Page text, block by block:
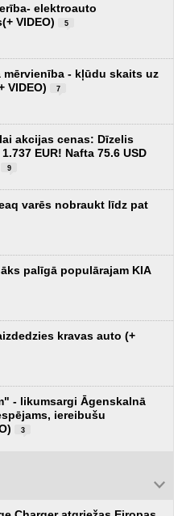
elektroauto
VIDEO)
5
mērvienība - kļūdu skaits uz
VIDEO)
7
akcijas cenas: Dīzelis
EUR! Nafta 75.6 USD
9
varēs nobraukt līdz pat
palīgā populārajam KIA
kravas auto (+
- likumsargi Āgenskalnā
iereibušu
3